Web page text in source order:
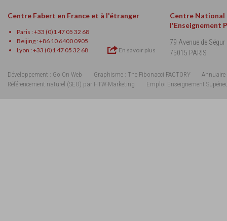
Centre Fabert en France et à l'étranger
Paris : +33 (0)1 47 05 32 68
Beijing : +86 10 6400 0905
Lyon : +33 (0)1 47 05 32 68
En savoir plus
Centre National
l'Enseignement
79 Avenue de Ségur
75015 PARIS
Développement : Go On Web Graphisme : The Fibonacci FACTORY
Annuaire
Référencement naturel (SEO) par HTW-Marketing
Emploi Enseignement